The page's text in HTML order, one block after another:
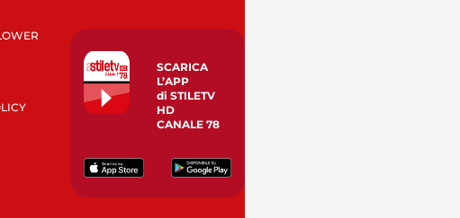
SCARICA
L’APP
di STILETV
HD
CANALE 78